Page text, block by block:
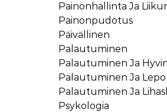
Painonhallinta Ja
Painonpudotus
Päivällinen
Palautuminen
Palautuminen Ja
Palautuminen Ja Lepo
Palautuminen Ja
Psykologia